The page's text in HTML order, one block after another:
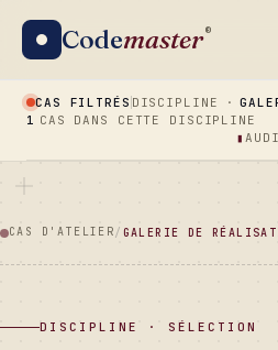
Codemaster®
CAS FILTRÉS DISCIPLINE ·
1 CAS DANS CETTE DISCIPLINE
▮
CAS D'ATELIER/ GALERIE DE
DISCIPLINE · SÉLECTION